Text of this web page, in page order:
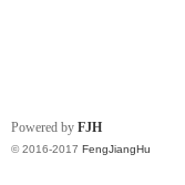
Powered by FJH
© 2016-2017 FengJiangHu